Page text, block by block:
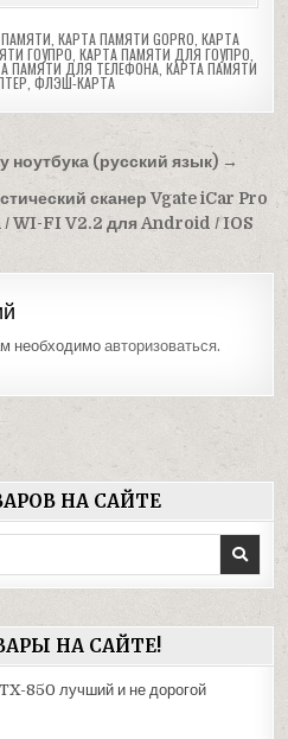
КАРТА ПАМЯТИ GOPRO КАРТА
ГОУПРО КАРТА ПАМЯТИ ДЛЯ ГОУПРО
ПАМЯТИ ДЛЯ ТЕЛЕФОНА, КАРТА ПАМЯТИ
ФЛЭШ-КАРТА
ноутбука (русский язык) →
сканер Vgate iCar Pro
WI-FI V2.2 для Android / IOS
необходимоавторизоваться.
НА САЙТЕ
НА САЙТЕ!
850 лучший и не дорогой